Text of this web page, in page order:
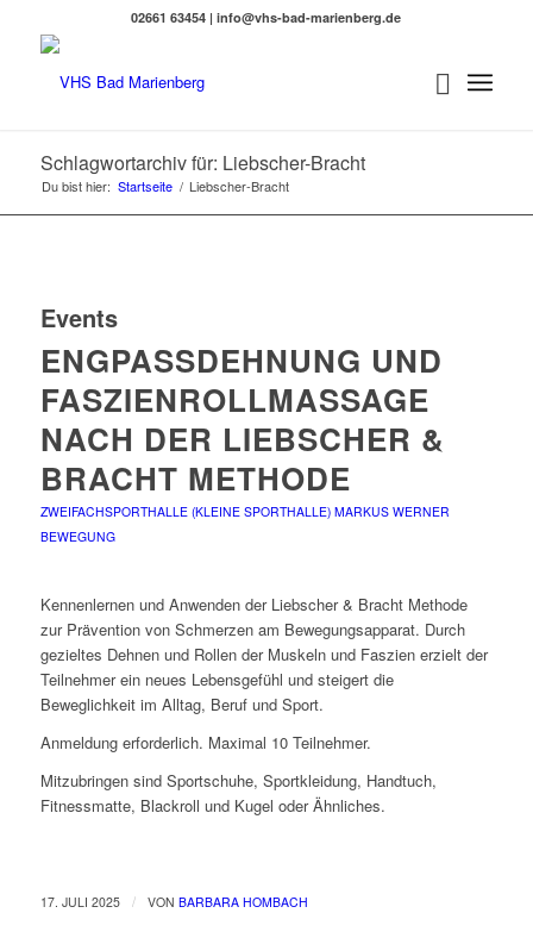
02661 63454 | info@vhs-bad-marienberg.de
Schlagwortarchiv für: Liebscher-Bracht
Du bist hier: Startseite / Liebscher-Bracht
Events
ENGPASSDEHNUNG UND
FASZIENROLLMASSAGE
NACH DER LIEBSCHER &
BRACHT METHODE
ZWEIFACHSPORTHALLE (KLEINE SPORTHALLE) MARKUS WERNER
BEWEGUNG
Kennenlernen und Anwenden der Liebscher & Bracht Methode
zur Prävention von Schmerzen am Bewegungsapparat. Durch
gezieltes Dehnen und Rollen der Muskeln und Faszien erzielt der
Teilnehmer ein neues Lebensgefühl und steigert die
Beweglichkeit im Alltag, Beruf und Sport.
Anmeldung erforderlich. Maximal 10 Teilnehmer.
Mitzubringen sind Sportschuhe, Sportkleidung, Handtuch,
Fitnessmatte, Blackroll und Kugel oder Ähnliches.
17. JULI 2025 / VON BARBARA HOMBACH